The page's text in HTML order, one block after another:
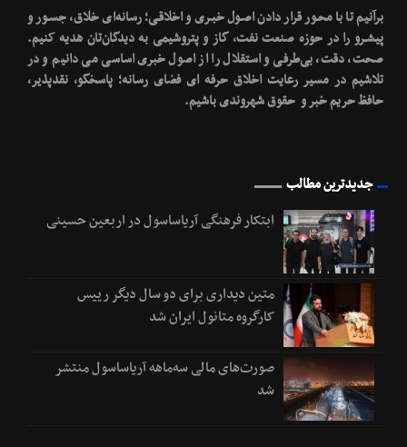
برآنیم تا با محـور قرار دادن اصـول خبـری و اخلاقـی؛ رسانه‌ای خلاق، جسـور و
پیشـرو را در حوزه صنعت نفت، گاز و پتروشیمی به دیدگان‌تان هدیه کنیم.
صحت، دقت، بی‌طرفی و استقلال را از اصول خبری اساسی می دانیم و در
تلاشیم در مسیر رعایت اخلاق حرفه ای فضای رسانه؛ پاسخگو، نقدپذیر،
حافظ حریم خبر و حقوق شهروندی باشیم.
جدیدترین مطالب
ابتکار فرهنگی آریاساسول در اربعین حسینی
متین دیداری برای دو سال دیگر رییس
کارگروه متانول ایران شد
صورت‌های مالی سه‌ماهه آریاساسول منتشر
شد